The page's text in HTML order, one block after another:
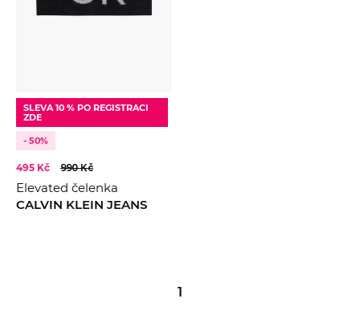
SLEVA 10 % PO REGISTRACI
ZDE
- 50%
495 Kč 990 Kč
Elevated čelenka
CALVIN KLEIN JEANS
1